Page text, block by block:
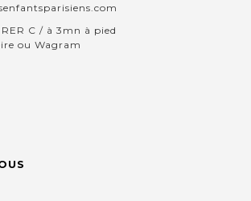
C / à 3mn à pied
ou Wagram